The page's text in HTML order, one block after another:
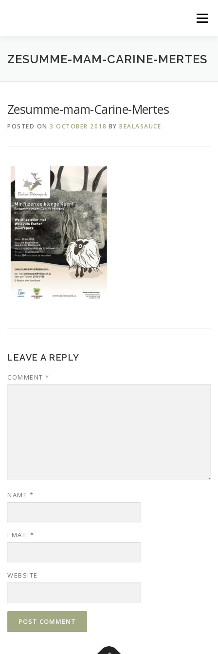
Menu
FILZ.LU MES CRÉATIONS MES EXPOSITIONS
ME CONTACTER DANS LA PRESSE
ZESUMME-MAM-CARINE-MERTES
Zesumme-mam-Carine-Mertes
POSTED ON 3 OCTOBER 2018 BY BEALASAUCE
LEAVE A REPLY
COMMENT *
NAME *
EMAIL *
WEBSITE